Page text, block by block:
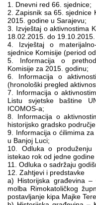
Multimedija
1. Dnevni red 66. sjednice;
2. Zapisnik sa 65. sjednice
2015. godine u Sarajevu;
3. Izvještaj o aktivnostima
18.02.2015. do
4. Izvještaj o
sjednice Komisije (period
5. Informacija o
Komisije za 2015. godinu;
6. Informacija o
(hronološki pregled
7. Informacija o
Listu svjetske baštine
ICOMOS-a;
8. Informacija o
historijsko gradsko
9. Informacija o ćilimima
u Banjoj Luci;
10. Odluka o
istekao rok od jedne
11. Odluka o sadržaju
12. Zahtjevi i predstavke
a) Historijska građevina
molba Rimokatoličkog
postavljanje kipa Majke